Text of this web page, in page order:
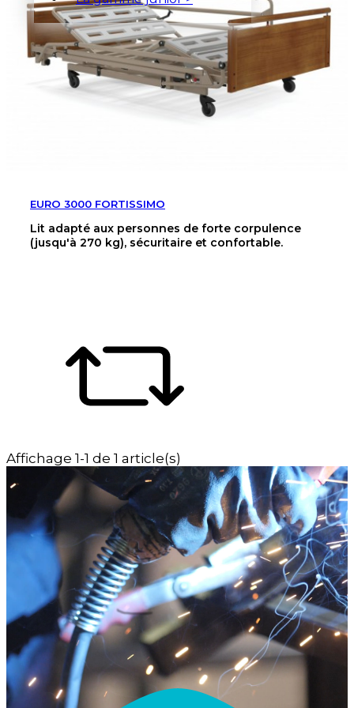
EURO 3000 FORTISSIMO
Lit adapté aux personnes de forte corpulence
(jusqu'à 270 kg), sécuritaire et confortable.
Affichage 1-1 de 1 article(s)